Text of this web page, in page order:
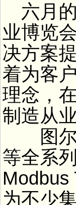
六月的
业博览
决方案
着为客
理念，
制造从
图尔
等全系
Modbus
为不少